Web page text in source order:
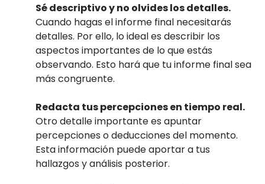
Sé descriptivo y no olvides los detalles.
Cuando hagas el informe final necesitarás
detalles. Por ello, lo ideal es describir los
aspectos importantes de lo que estás
observando. Esto hará que tu informe final sea
más congruente.
Redacta tus percepciones en tiempo real.
Otro detalle importante es apuntar
percepciones o deducciones del momento.
Esta información puede aportar a tus
hallazgos y análisis posterior.